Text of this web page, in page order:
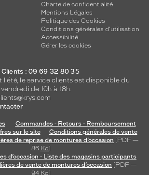
Charte de confidentialité
Mentions Légales
Politique des Cookies
Conditions générales d'utilisation
Accessibilité
Gérer les cookies
: 09 69 32 80 35
l'été, le service clients est disponible du
vendredi de 10h à 18h.
Commandes - Retours - Remboursement
sur le site
Conditions générales de vente
de reprise de montures d’occasion [PDF —
86 Ko]
d’occasion - Liste des magasins participants
de vente de montures d’occasion [PDF —
94 Ko]